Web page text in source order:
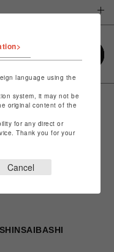
language using the
system, it may not be
original content of the
for any direct or
Thank you for your
Cancel